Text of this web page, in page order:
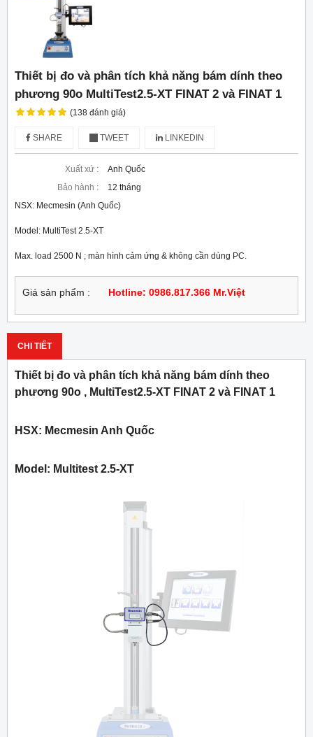
Thiết bị đo và phân tích khả năng bám dính theo
phương 90o MultiTest2.5-XT FINAT 2 và FINAT 1
(138 đánh giá)
SHARE TWEET LINKEDIN
Xuất xứ :
Anh Quốc
Bảo hành :
12 tháng
NSX: Mecmesin (Anh Quốc)
Model: MultiTest 2.5-XT
Max. load 2500 N ; màn hình cảm ứng & không cần dùng PC.
Giá sản phẩm : Hotline: 0986.817.366 Mr.Việt
CHI TIẾT
Thiết bị đo và phân tích khả năng bám dính theo
phương 90o , MultiTest2.5-XT FINAT 2 và FINAT 1
HSX: Mecmesin Anh Quốc
Model: Multitest 2.5-XT